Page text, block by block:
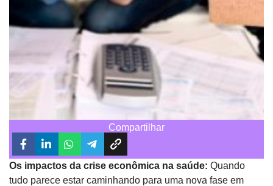
Compartilhar
Os impactos da crise econômica na saúde: Quando
tudo parece estar caminhando para uma nova fase em